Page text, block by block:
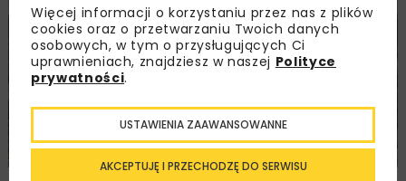
KOLEJ WIADOMOŚCI INWESTYCJE
Więcej informacji o korzystaniu przez nas z plików
cookies oraz o przetwarzaniu Twoich danych
osobowych, w tym o przysługujących Ci
uprawnieniach, znajdziesz w naszej Polityce
prywatności.
AKCEPTUJĘ I PRZECHODZĘ DO SERWISU
USTAWIENIA ZAAWANSOWANNE